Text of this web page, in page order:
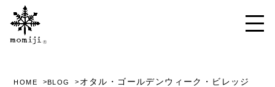
HOME BLOG オタル・ゴールデンウィーク・ビレッジ